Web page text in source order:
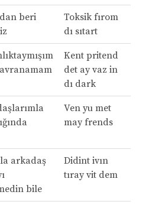
beri
Toksik fırom
dı sıtart
Kent pritend
det ay vaz in
dı dark
Ven yu met
may frends
arkadaş
bile
Didint ivın
tıray vit dem